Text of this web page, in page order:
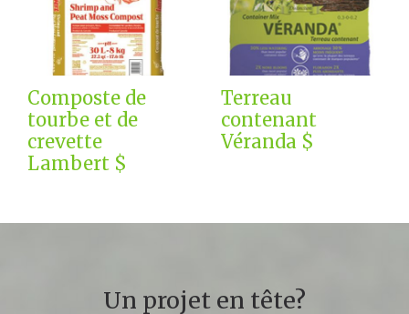
Composte de
tourbe et de
crevette
Lambert $
Terreau
contenant
Véranda $
Un projet en tête?